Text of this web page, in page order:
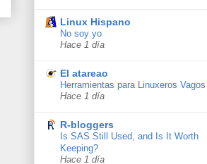
Linux Hispano
No soy yo
Hace 1 día
El atareao
Herramientas para Linuxeros Vagos
Hace 1 día
R-bloggers
Is SAS Still Used, and Is It Worth
Keeping?
Hace 1 día